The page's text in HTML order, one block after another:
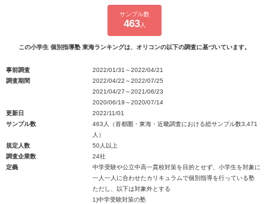
サンプル数
463人
この小学生 個別指導塾 東海ランキングは、オリコンの以下の調査に基づいています。
事前調査
2022/01/31～2022/04/21
調査期間
2022/04/22～2022/07/25
2021/04/27～2021/06/23
2020/06/19～2020/07/14
更新日
2022/11/01
サンプル数
463人（首都圏・東海・近畿調査における総サンプル数3,471
人）
規定人数
50人以上
調査企業数
24社
定義
中学受験や公立中高一貫校対策を目的とせず、小学生を対象に
一人一人に合わせたカリキュラムで個別指導を行っている塾
ただし、以下は対象外とする
1)中学受験対策の塾